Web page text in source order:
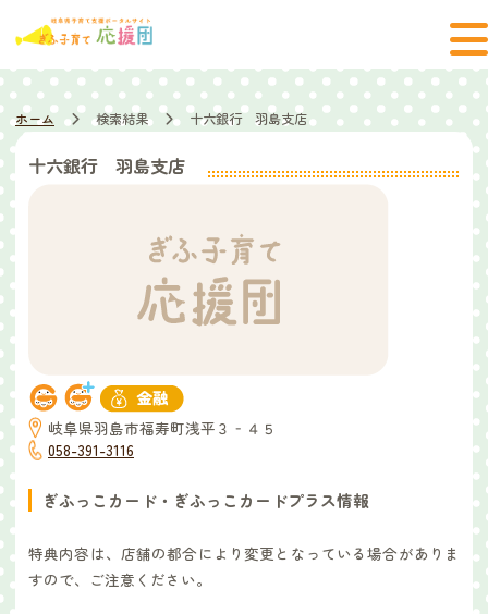
ホーム 検索結果 十六銀行 羽島支店
十六銀行 羽島支店
岐阜県羽島市福寿町浅平３‐４５
058-391-3116
ぎふっこカード・ぎふっこカードプラス情報
特典内容は、店舗の都合により変更となっている場合がありま
すので、ご注意ください。